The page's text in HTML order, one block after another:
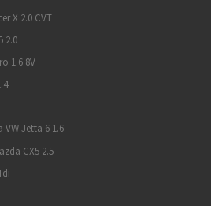
X 2.0 CVT
2.0
1.6 8V
Jetta 6 1.6
CX5 2.5